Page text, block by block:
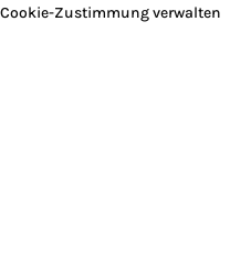
Cookie-Zustimmung verwalten